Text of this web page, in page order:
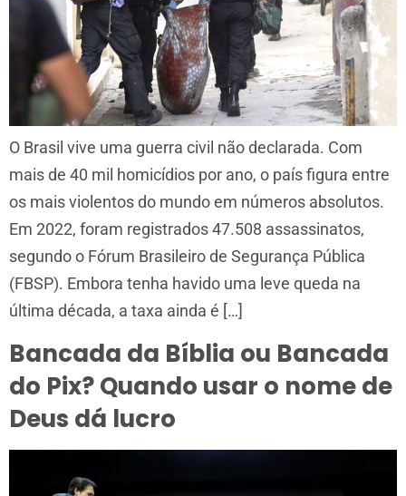
O Brasil vive uma guerra civil não declarada. Com
mais de 40 mil homicídios por ano, o país figura entre
os mais violentos do mundo em números absolutos.
Em 2022, foram registrados 47.508 assassinatos,
segundo o Fórum Brasileiro de Segurança Pública
(FBSP). Embora tenha havido uma leve queda na
última década, a taxa ainda é […]
Bancada da Bíblia ou Bancada
do Pix? Quando usar o nome de
Deus dá lucro